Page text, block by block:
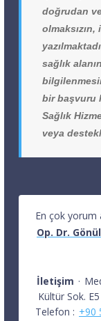
doğrudan
sağlık
bir başvuru
Sağlık
veya
En çok
Op. Dr.
İletişim ·
Kültür Sok.
Telefon : +90